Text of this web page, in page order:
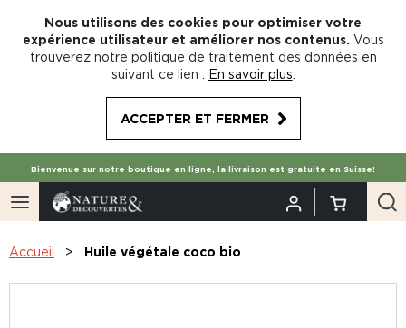
Nous utilisons des cookies pour optimiser votre
expérience utilisateur et améliorer nos contenus. Vous
trouverez notre politique de traitement des données en
suivant ce lien : En savoir plus
ACCEPTER ET FERMER
Bienvenue sur notre boutique en ligne, la livraison est gratuite en Suisse!
Accueil Huile végétale coco bio